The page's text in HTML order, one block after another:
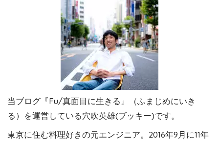
当ブログ『Fu/真面目に生きる』（ふまじめにいき
る）を運営している穴吹英雄(ブッキー)です。
東京に住む料理好きの元エンジニア。2016年9月に11年